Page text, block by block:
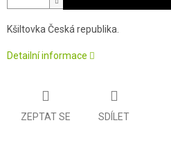
Kšiltovka Česká republika.
Detailní informace
ZEPTAT SE SDÍLET